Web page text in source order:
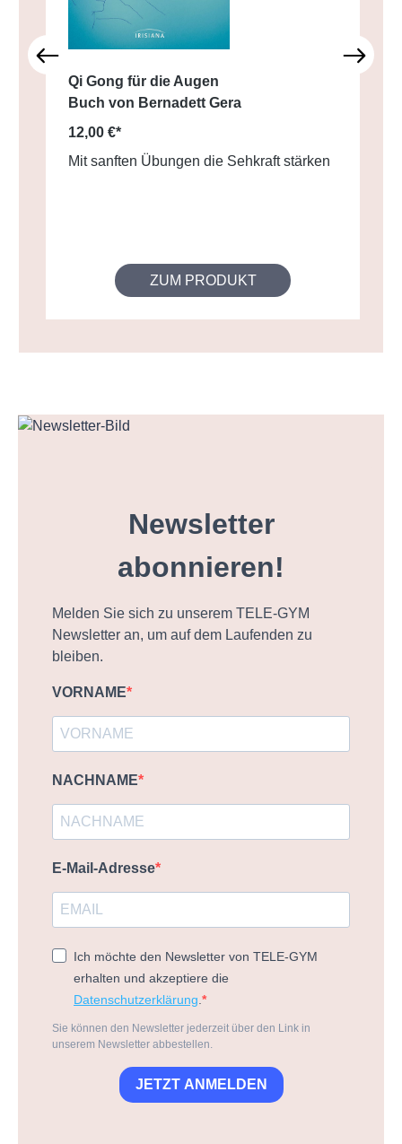
Qi Gong für die Augen
Buch von Bernadett Gera
12,00 €*
Mit sanften Übungen die Sehkraft stärken
ZUM PRODUKT
Newsletter
abonnieren!
Melden Sie sich zu unserem TELE-GYM
Newsletter an, um auf dem Laufenden zu
bleiben.
VORNAME
NACHNAME
E-Mail-Adresse
Ich möchte den Newsletter von TELE-GYM
erhalten und akzeptiere die
Datenschutzerklärung
Sie können den Newsletter jederzeit über den Link in
unserem Newsletter abbestellen.
JETZT ANMELDEN